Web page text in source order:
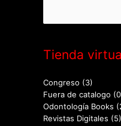
Tienda
Congreso (3)
Fuera de catalogo
Odontología Books
Revistas Digitales (5)